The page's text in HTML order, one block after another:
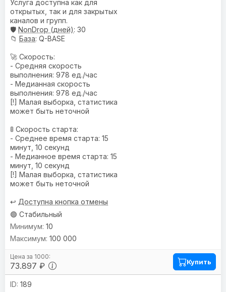
Услуга доступна как для
открытых, так и для закрытых
каналов и групп.
🛡️ NonDrop (дней): 30
📁 База: Q-BASE
🚀 Скорость:
- Средняя скорость
выполнения: 978 ед./час
- Медианная скорость
выполнения: 978 ед./час
[!] Малая выборка, статистика
может быть неточной
🚦 Скорость старта:
- Среднее время старта: 15
минут, 10 секунд
- Медианное время старта: 15
минут, 10 секунд
[!] Малая выборка, статистика
может быть неточной
↩️ Доступна кнопка отмены
🟢 Стабильный
73.897 ₽
10
100 000
Купить
189